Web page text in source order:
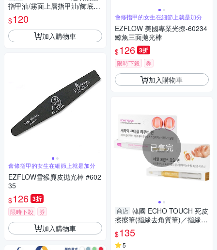
指甲油/霧面上層指甲油/飾底硬
甲油 潤透梅紅/飾底硬甲油 霓光
柔粉/彩色指甲
$120
加入購物車
會修指甲的女生在細節上就是加分
EZFLOW雪猴麂皮拋光棒 #602
35
$126 3折
限時下殺 券
加入購物車
會修指甲的女生在細節上就是加分
EZFLOW 美國專業光撩-60234
鯨魚三面拋光棒
$126 3折
限時下殺 券
加入購物車
已售完
商店 韓國 ECHO TOUCH 死皮
擦擦筆(指緣去角質筆)／指緣護
甲油(2ml) 款式可選【小三美
日】D932884
$135
5